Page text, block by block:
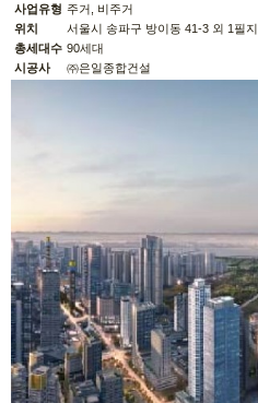
사업유형 주거, 비주거
위치
서울시 송파구 방이동 41-3 외 1필지
총세대수 90세대
시공사
㈜은일종합건설